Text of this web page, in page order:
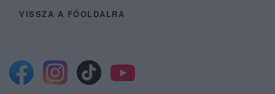
VISSZA A FŐOLDALRA